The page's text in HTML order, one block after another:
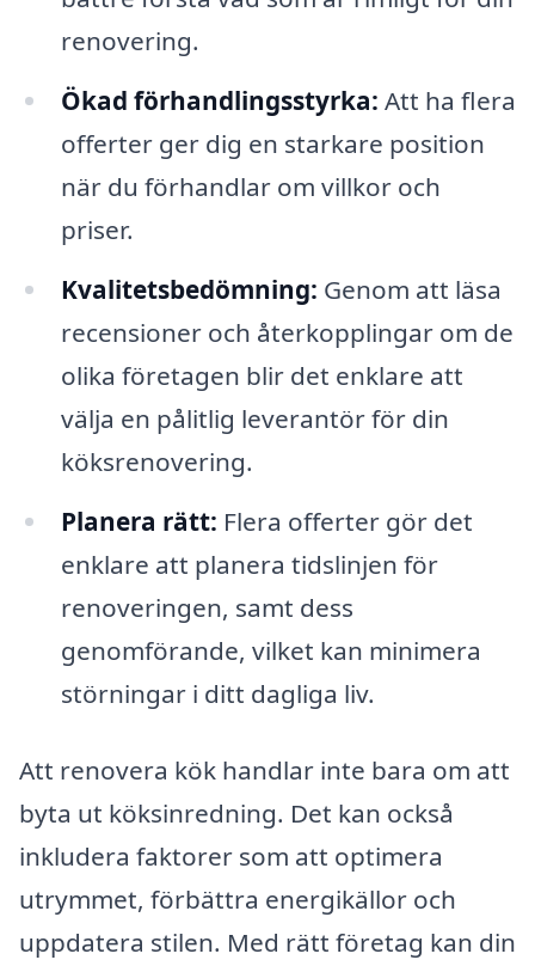
renovering.
Ökad förhandlingsstyrka: Att ha flera
offerter ger dig en starkare position
när du förhandlar om villkor och
priser.
Kvalitetsbedömning: Genom att läsa
recensioner och återkopplingar om de
olika företagen blir det enklare att
välja en pålitlig leverantör för din
köksrenovering.
Planera rätt: Flera offerter gör det
enklare att planera tidslinjen för
renoveringen, samt dess
genomförande, vilket kan minimera
störningar i ditt dagliga liv.
Att renovera kök handlar inte bara om att
byta ut köksinredning. Det kan också
inkludera faktorer som att optimera
utrymmet, förbättra energikällor och
uppdatera stilen. Med rätt företag kan din